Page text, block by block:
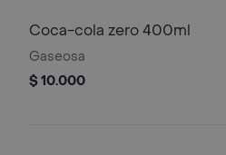
Coca-cola zero 400ml
Gaseosa
$ 10.000